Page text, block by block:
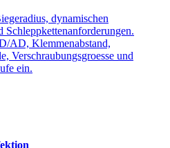
dynamischen
Schleppkettenanforderungen.
AD, Klemmenabstand,
Verschraubungsgroesse und
ein.